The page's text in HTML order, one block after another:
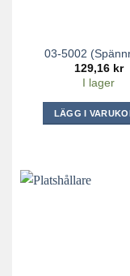
03-5002
129,16 kr
I lager
LÄGG I